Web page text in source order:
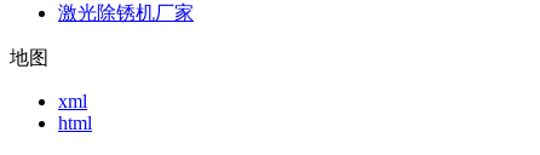
激光除锈机厂家
地图
xml
html